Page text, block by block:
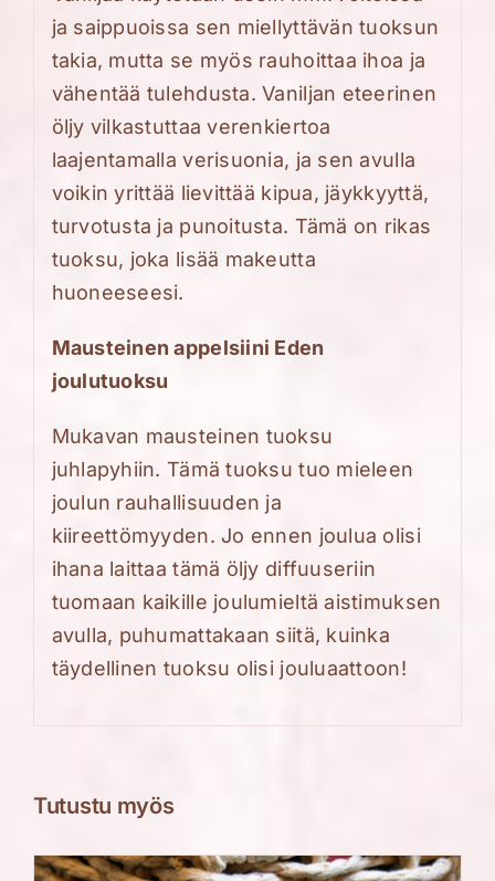
ja saippuoissa sen miellyttävän tuoksun
takia, mutta se myös rauhoittaa ihoa ja
vähentää tulehdusta. Vaniljan eteerinen
öljy vilkastuttaa verenkiertoa
laajentamalla verisuonia, ja sen avulla
voikin yrittää lievittää kipua, jäykkyyttä,
turvotusta ja punoitusta. Tämä on rikas
tuoksu, joka lisää makeutta
huoneeseesi.
Mausteinen appelsiini Eden
joulutuoksu
Mukavan mausteinen tuoksu
juhlapyhiin. Tämä tuoksu tuo mieleen
joulun rauhallisuuden ja
kiireettömyyden. Jo ennen joulua olisi
ihana laittaa tämä öljy diffuuseriin
tuomaan kaikille joulumieltä aistimuksen
avulla, puhumattakaan siitä, kuinka
täydellinen tuoksu olisi jouluaattoon!
Tutustu myös